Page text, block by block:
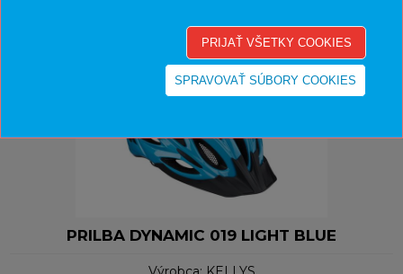
PRILBA DYNAMIC 019 LIGHT BLUE